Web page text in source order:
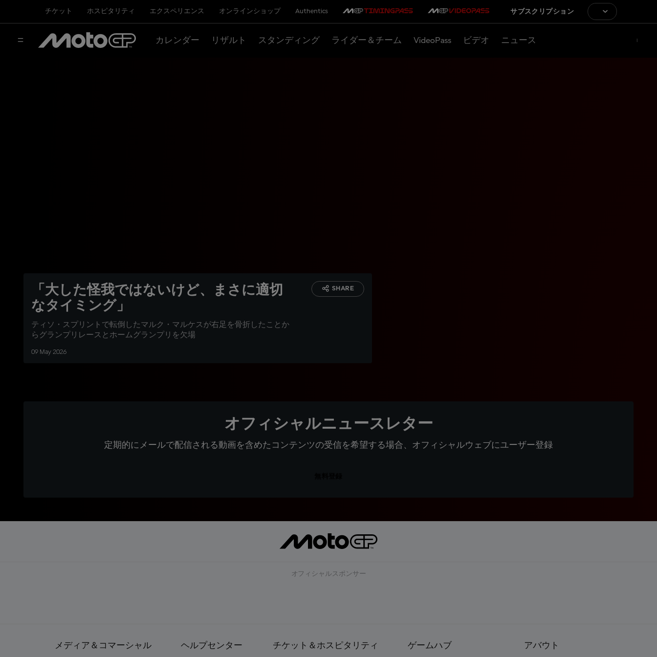
チケット ホスピタリティ エクスペリエンス オンラインショップ Authentics サブスクリプション
カレンダー リザルト スタンディング ライダー＆チーム VideoPass ビデオ ニュース
「大した怪我ではないけど、まさに適切
なタイミング」
ティソ・スプリントで転倒したマルク・マルケスが右足を骨折したことか
らグランプリレースとホームグランプリを欠場
09 May 2026
SHARE
オフィシャルニュースレター
定期的にメールで配信される動画を含めたコンテンツの受信を希望する場合、オフィシャルウェブにユーザー登録
オフィシャルスポンサー
メディア＆コマーシャル ヘルプセンター チケット＆ホスピタリティ ゲームハブ アバウト